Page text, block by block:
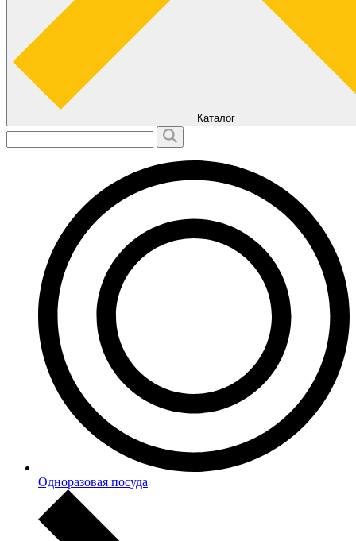
Каталог
Одноразовая посуда